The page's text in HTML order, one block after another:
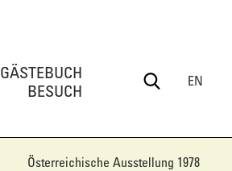
Österreichische Ausstellung 1978
GÄSTEBUCH
BESUCH
EN